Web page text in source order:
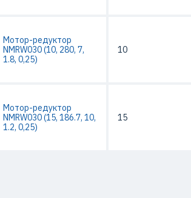
Мотор-редуктор
NMRW030 (10, 280, 7,
1.8, 0,25)
10
Мотор-редуктор
NMRW030 (15, 186.7, 10,
1.2, 0,25)
15